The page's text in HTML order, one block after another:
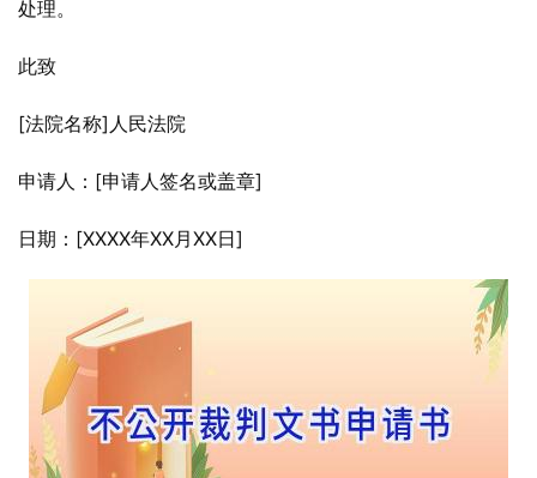
处理。
此致
[法院名称]人民法院
申请人：[申请人签名或盖章]
日期：[XXXX年XX月XX日]